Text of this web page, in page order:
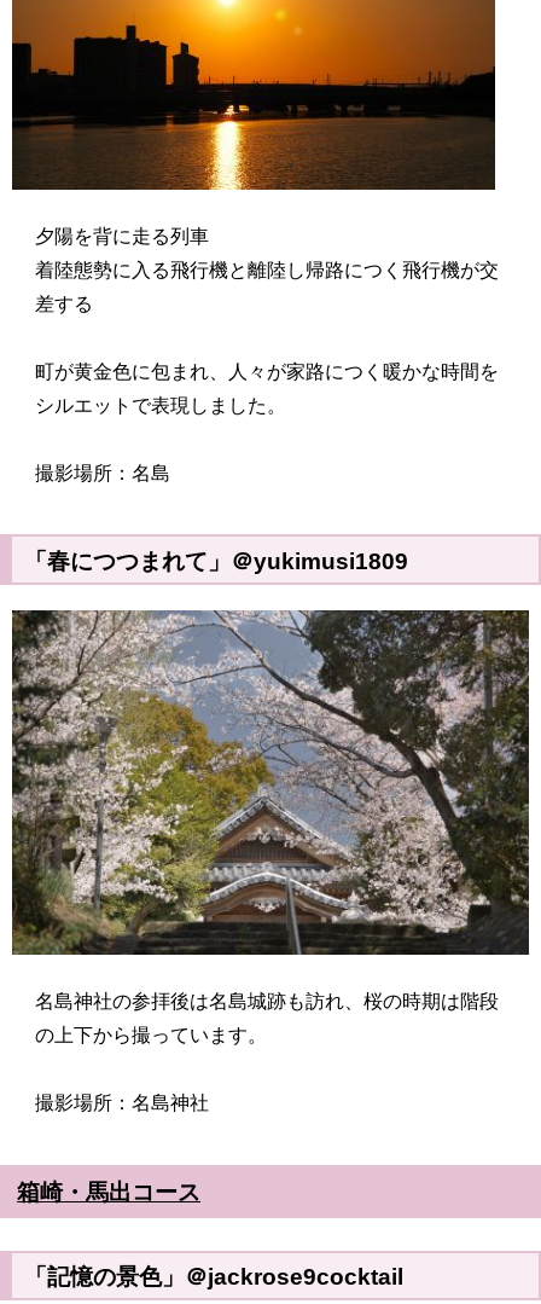
夕陽を背に走る列車
着陸態勢に入る飛行機と離陸し帰路につく飛行機が交
差する
町が黄金色に包まれ、人々が家路につく暖かな時間を
シルエットで表現しました。
撮影場所：名島
「春につつまれて」＠yukimusi1809
名島神社の参拝後は名島城跡も訪れ、桜の時期は階段
の上下から撮っています。
撮影場所：名島神社
箱崎・馬出コース
「記憶の景色」＠jackrose9cocktail